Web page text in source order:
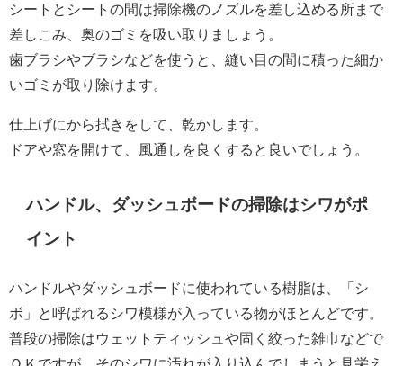
シートとシートの間は掃除機のノズルを差し込める所まで
差しこみ、奥のゴミを吸い取りましょう。
歯ブラシやブラシなどを使うと、縫い目の間に積った細か
いゴミが取り除けます。
仕上げにから拭きをして、乾かします。
ドアや窓を開けて、風通しを良くすると良いでしょう。
ハンドル、ダッシュボードの掃除はシワがポ
イント
ハンドルやダッシュボードに使われている樹脂は、「シ
ボ」と呼ばれるシワ模様が入っている物がほとんどです。
普段の掃除はウェットティッシュや固く絞った雑巾などで
ＯＫですが、そのシワに汚れが入り込んでしまうと見栄え